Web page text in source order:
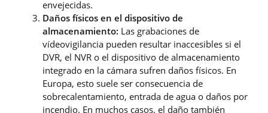
envejecidas.
Daños físicos en el dispositivo de
almacenamiento: Las grabaciones de
vídeovigilancia pueden resultar inaccesibles si el
DVR, el NVR o el dispositivo de almacenamiento
integrado en la cámara sufren daños físicos. En
Europa, esto suele ser consecuencia de
sobrecalentamiento, entrada de agua o daños por
incendio. En muchos casos, el daño también